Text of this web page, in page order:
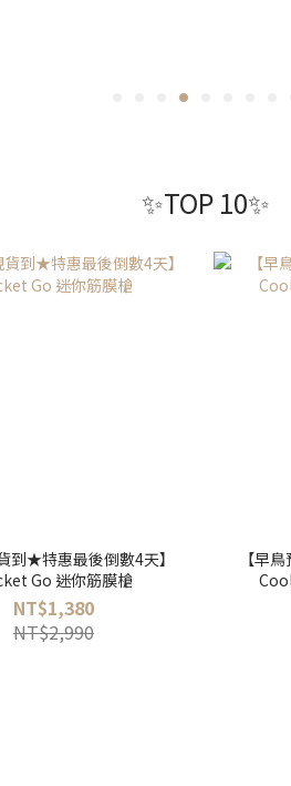
✨TOP 10✨
到★特惠最後倒數4天】
Go 迷你筋膜槍
NT$1,380
NT$2,990
【早